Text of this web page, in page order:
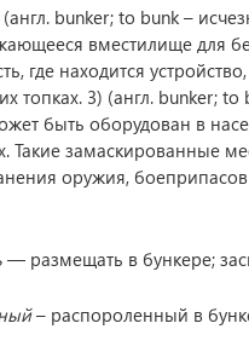
bunker; to bunk –
вместилище для
где находится
топках. 3) (англ. bunker;
быть оборудован в
Такие замаскированные
оружия,
— размещать в бункере;
– распороленный в